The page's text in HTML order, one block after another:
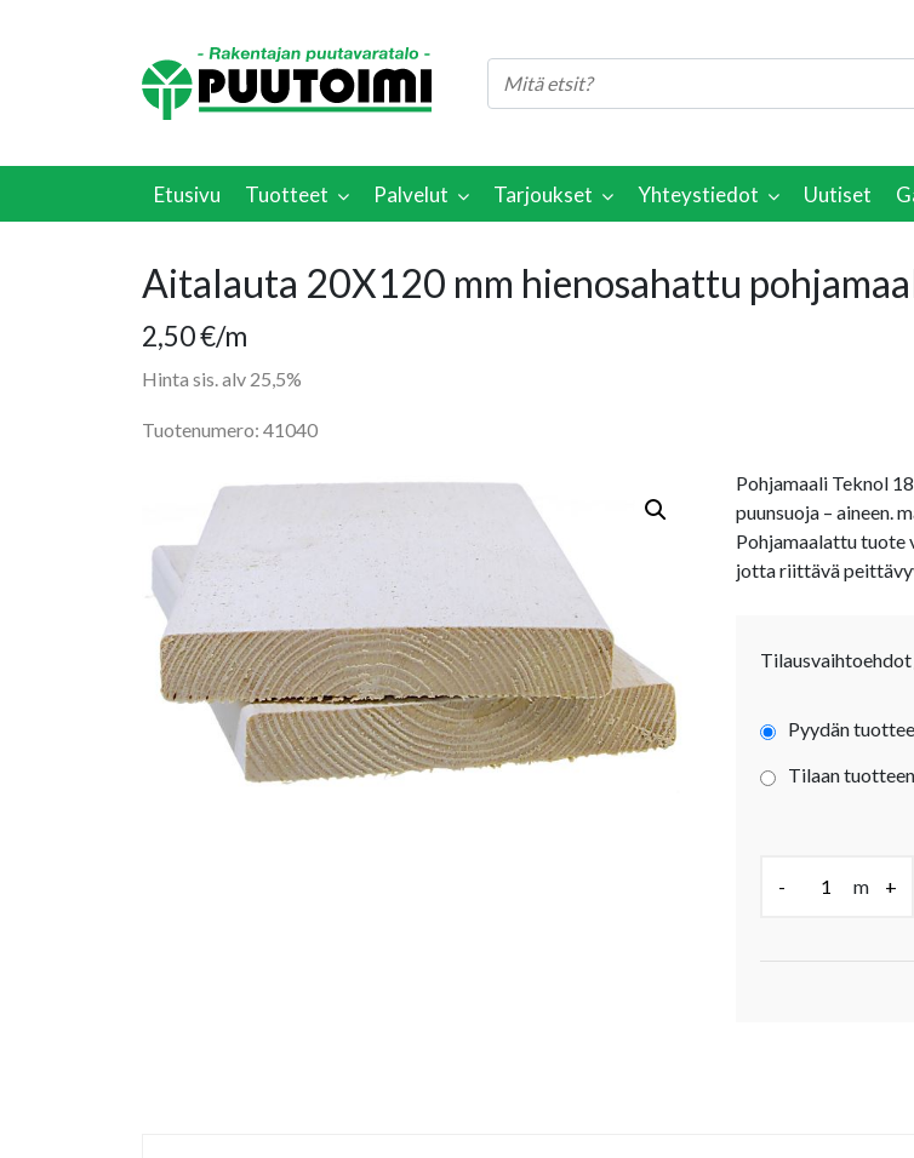
Etusivu Tuotteet Palvelut Tarjoukset Yhteystiedot Uutiset
Aitalauta 20X120 mm hienosahattu
2,50€/m
Hinta sis. alv 25,5%
Tuotenumero: 41040
Pohjamaali Teknol
puunsuoja – aineen.
Pohjamaalattu tuote
jotta riittävä
Tilausvaihtoehdot
Pyydän
Tilaan tuotteen
- m +